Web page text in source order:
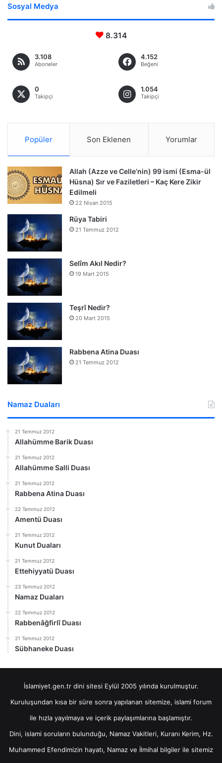
Sosyal Medya
8.314
3.108
Aboneler
4.152
Beğeni
0
Takipçi
1.054
Takipçi
Popüler Son Eklenen Yorumlar
Allah (Azze ve Celle’nin) 99 ismi (Esma-ül
Hüsna) Sır ve Faziletleri – Kaç Kere Zikir
Edilmeli
22 Nisan 2015
Rüya Tabiri
21 Temmuz 2012
Selîm Akıl Nedir?
19 Mart 2015
Teşrî Nedir?
20 Mart 2015
Rabbena Atina Duası
21 Temmuz 2012
Namaz Duaları
21 Temmuz 2012
Allahümme Barik Duası
21 Temmuz 2012
Allahümme Salli Duası
21 Temmuz 2012
Rabbena Atina Duası
22 Temmuz 2012
Amentü Duası
21 Temmuz 2012
Kunut Duaları
21 Temmuz 2012
Ettehiyyatü Duası
23 Temmuz 2012
Namaz Duaları
22 Temmuz 2012
Rabbenâğfirlî Duası
21 Temmuz 2012
Sübhaneke Duası
İslamiyet.gen.tr dini sitesi Eylül 2005 yılında kurulmuştur.
Kuruluşundan kısa bir süre sonra yapılanan sitemize, islami forum
ile hızla yayılmaya ve içerik paylaşımlarına başlamıştır.
Dini, islami soruların bulunduğu, Namaz Vakitleri, Kuranı Kerim, Hz.
Muhammed Efendimizin hayatı, Namaz ve İlmihal bilgiler ile sitemiz